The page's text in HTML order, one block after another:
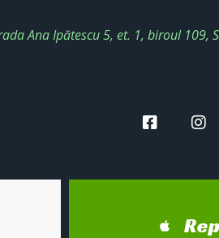
Ana Ipătescu 5, et. 1, biroul 109,